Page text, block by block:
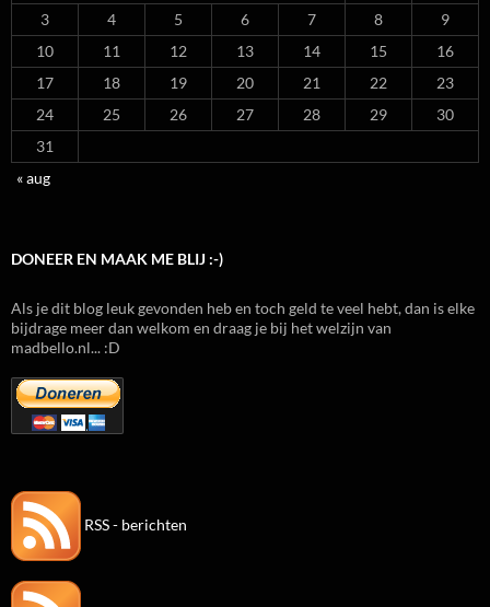
3
4 5 6 7 8
9
10
11 12 13 14 15
16
17
18 19 20 21 22
23
24
25 26 27 28 29
30
31
« aug
DONEER EN MAAK ME BLIJ :-)
Als je dit blog leuk gevonden heb en toch geld te veel hebt, dan is elke
bijdrage meer dan welkom en draag je bij het welzijn van
madbello.nl... :D
RSS - berichten